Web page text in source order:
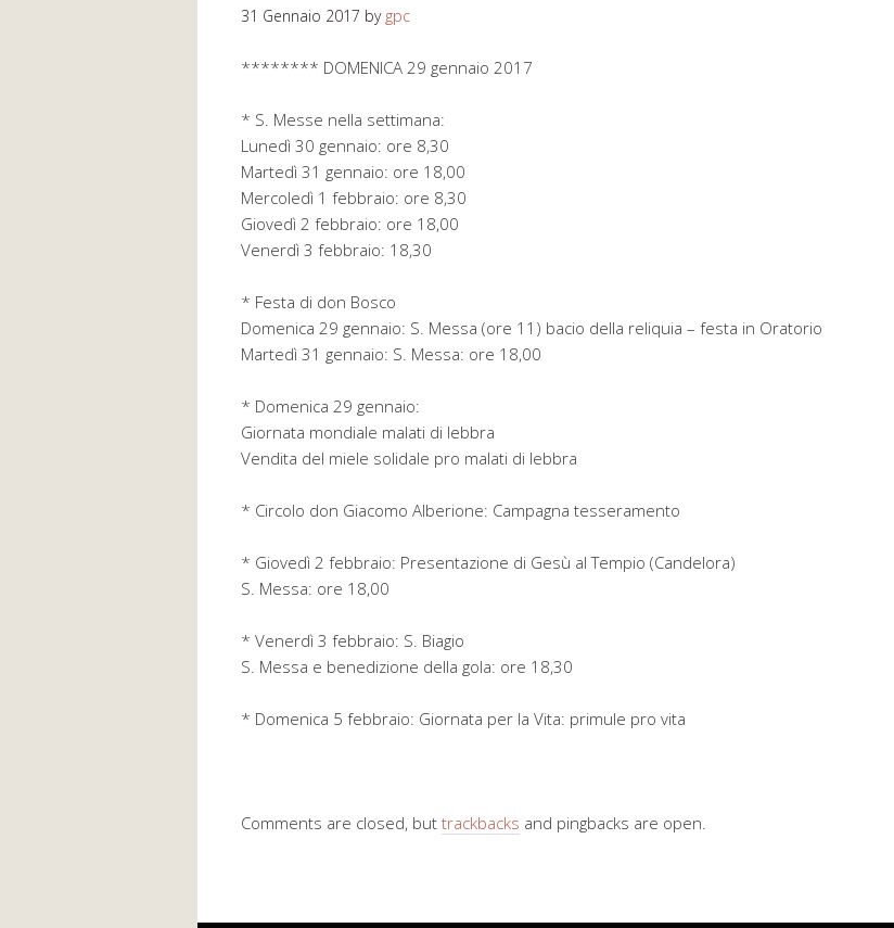
31 Gennaio 2017 by gpc
******** DOMENICA 29 gennaio 2017
* S. Messe nella settimana:
Lunedì 30 gennaio: ore 8,30
Martedì 31 gennaio: ore 18,00
Mercoledì 1 febbraio: ore 8,30
Giovedì 2 febbraio: ore 18,00
Venerdì 3 febbraio: 18,30
* Festa di don Bosco
Domenica 29 gennaio: S. Messa (ore 11) bacio della reliquia – festa in Oratorio
Martedì 31 gennaio: S. Messa: ore 18,00
* Domenica 29 gennaio:
Giornata mondiale malati di lebbra
Vendita del miele solidale pro malati di lebbra
* Circolo don Giacomo Alberione: Campagna tesseramento
* Giovedì 2 febbraio: Presentazione di Gesù al Tempio (Candelora)
S. Messa: ore 18,00
* Venerdì 3 febbraio: S. Biagio
S. Messa e benedizione della gola: ore 18,30
* Domenica 5 febbraio: Giornata per la Vita: primule pro vita
Comments are closed, but trackbacks and pingbacks are open.